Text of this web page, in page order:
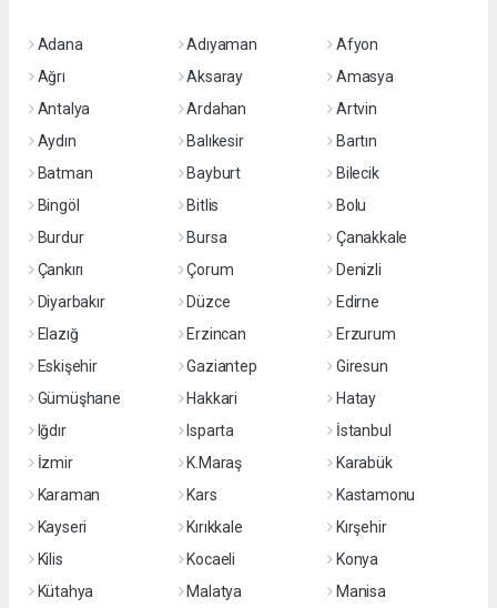
Adana Adıyaman
Afyon
Ağrı
Aksaray
Amasya
Antalya
Ardahan
Artvin
Aydın
Balıkesir
Bartın
Batman
Bayburt
Bilecik
Bingöl
Bitlis
Bolu
Burdur
Bursa
Çanakkale
Çankırı
Çorum
Denizli
Diyarbakır
Düzce
Edirne
Elazığ
Erzincan
Erzurum
Eskişehir
Gaziantep
Giresun
Gümüşhane
Hakkari
Hatay
Iğdır
Isparta
İstanbul
İzmir
K.Maraş
Karabük
Karaman
Kars
Kastamonu
Kayseri
Kırıkkale
Kırşehir
Kilis
Kocaeli
Konya
Kütahya
Malatya
Manisa